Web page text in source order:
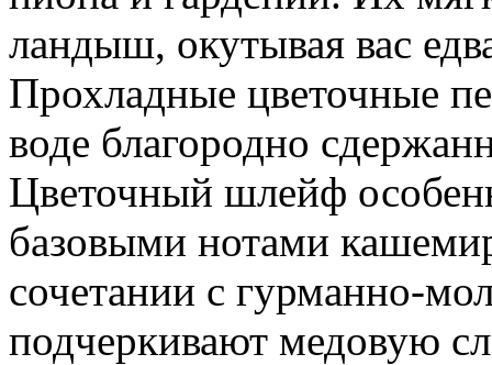
ландыш, окутывая вас
Прохладные цветочные
воде благородно
Цветочный шлейф
базовыми нотами
сочетании с гурманно-
подчеркивают медовую